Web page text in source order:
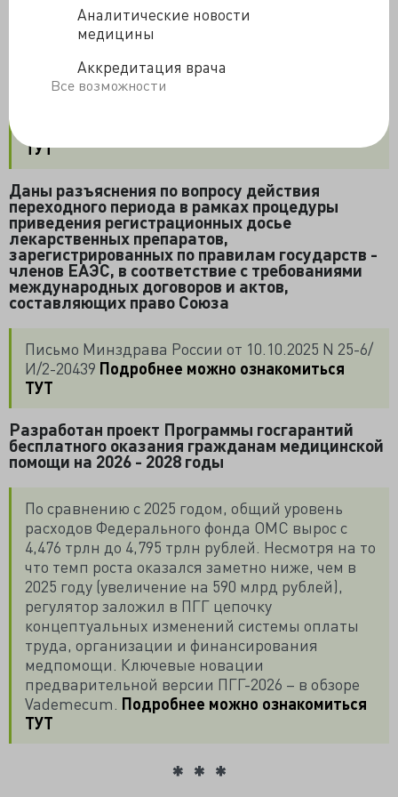
Аналитические новости
медицины
Аккредитация врача
Все возможности
требованиями ЕАЭС регистрационного досье
лекарственного препарата,
зарегистрированного по правилам государств -
членов Союза
ТУТ
Даны разъяснения по вопросу действия
переходного периода в рамках процедуры
приведения регистрационных досье
лекарственных препаратов,
зарегистрированных по правилам государств -
членов ЕАЭС, в соответствие с требованиями
международных договоров и актов,
составляющих право Союза
Письмо Минздрава России от 10.10.2025 N 25-6/
И/2-20439 Подробнее можно ознакомиться
ТУТ
Разработан проект Программы госгарантий
бесплатного оказания гражданам медицинской
помощи на 2026 - 2028 годы
По сравнению с 2025 годом, общий уровень
расходов Федерального фонда ОМС вырос с
4,476 трлн до 4,795 трлн рублей. Несмотря на то
что темп роста оказался заметно ниже, чем в
2025 году (увеличение на 590 млрд рублей),
регулятор заложил в ПГГ цепочку
концептуальных изменений системы оплаты
труда, организации и финансирования
медпомощи. Ключевые новации
предварительной версии ПГГ-2026 – в обзоре
Vademecum. Подробнее можно ознакомиться
ТУТ